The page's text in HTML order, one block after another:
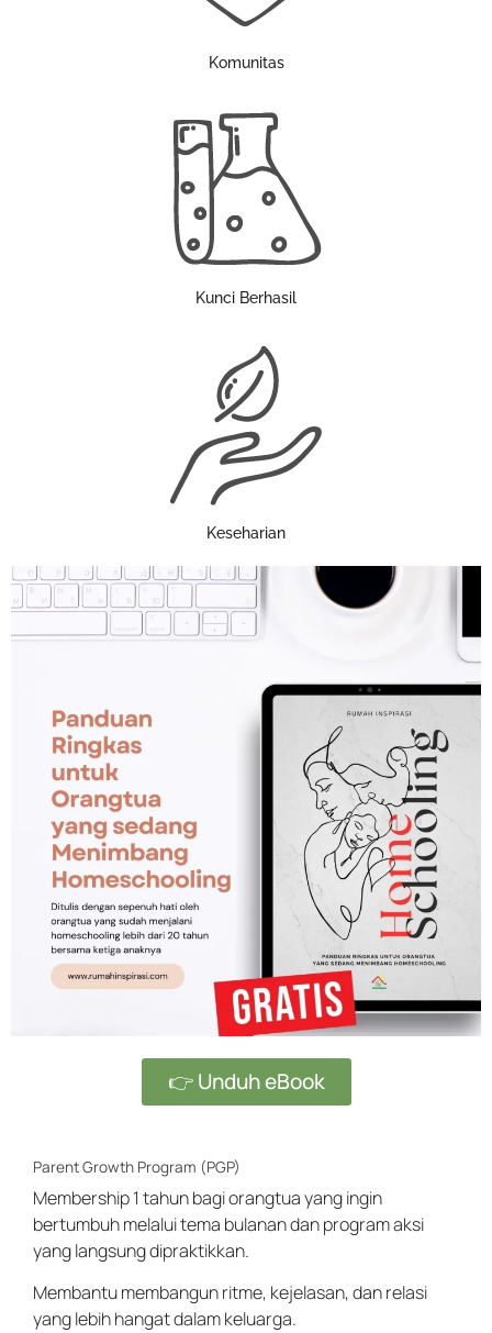
Komunitas
Kunci Berhasil
Keseharian
👉 Unduh eBook
Parent Growth Program (PGP)
Membership 1 tahun bagi orangtua yang ingin
bertumbuh melalui tema bulanan dan program aksi
yang langsung dipraktikkan.
Membantu membangun ritme, kejelasan, dan relasi
yang lebih hangat dalam keluarga.